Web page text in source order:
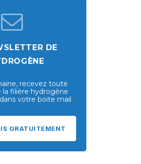
DE
recevez toute
la filière hydrogène
votre boite mail
GRATUITEMENT